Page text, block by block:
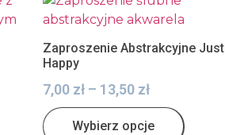
Zaproszenie Abstrakcyjne Just
Happy
7,00 zł – 13,50 zł
Wybierz opcje